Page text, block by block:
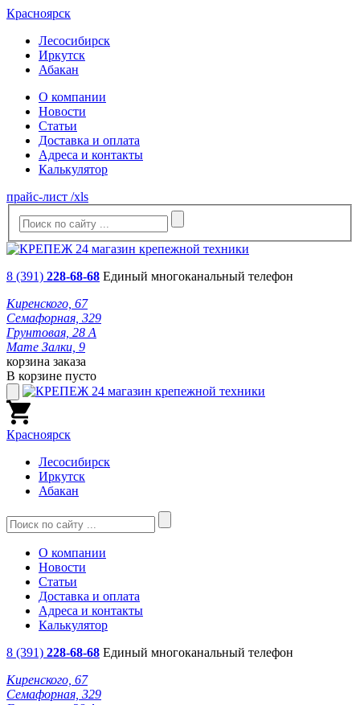
Красноярск
Лесосибирск
Иркутск
Абакан
О компании
Новости
Статьи
Доставка и оплата
Адреса и контакты
Калькулятор
прайс-лист /xls
8 (391) 228-68-68 Единый многоканальный телефон
Киренского, 67
Семафорная, 329
Грунтовая, 28 А
Мате Залки, 9
корзина заказа
В корзине пусто
Красноярск
Лесосибирск
Иркутск
Абакан
О компании
Новости
Статьи
Доставка и оплата
Адреса и контакты
Калькулятор
8 (391) 228-68-68 Единый многоканальный телефон
Киренского, 67
Семафорная, 329